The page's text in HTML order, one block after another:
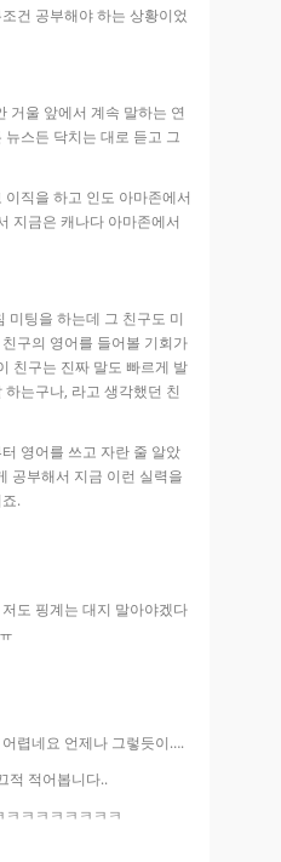
건 공부해야 하는 상황이었
거울 앞에서 계속 말하는 연
스든 닥치는 대로 듣고 그
직을 하고 인도 아마존에서
지금은 캐나다 아마존에서
미팅을 하는데 그 친구도 미
구의 영어를 들어볼 기회가
친구는 진짜 말도 빠르게 발
는구나, 라고 생각했던 친
영어를 쓰고 자란 줄 알았
공부해서 지금 이런 실력을
.
도 핑계는 대지 말아야겠다
렵네요 언제나 그렇듯이….
적 적어봅니다..
ㅋㅋㅋㅋㅋㅋㅋ